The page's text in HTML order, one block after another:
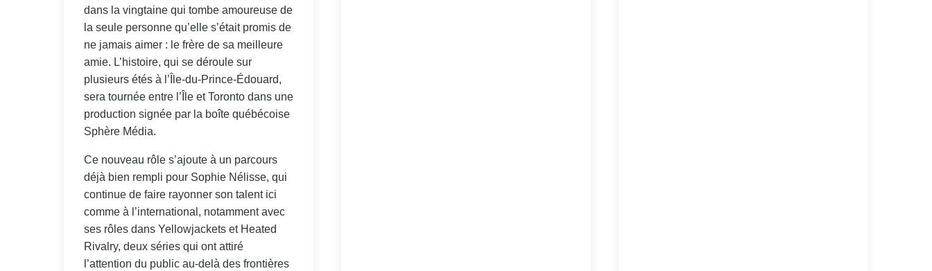
dans la vingtaine qui tombe amoureuse de
la seule personne qu’elle s’était promis de
ne jamais aimer : le frère de sa meilleure
amie. L’histoire, qui se déroule sur
plusieurs étés à l’Île-du-Prince-Édouard,
sera tournée entre l’Île et Toronto dans une
production signée par la boîte québécoise
Sphère Média.
Ce nouveau rôle s’ajoute à un parcours
déjà bien rempli pour Sophie Nélisse, qui
continue de faire rayonner son talent ici
comme à l’international, notamment avec
ses rôles dans Yellowjackets et Heated
Rivalry, deux séries qui ont attiré
l’attention du public au-delà des frontières